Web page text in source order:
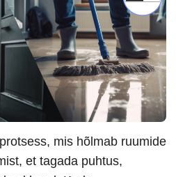
mis hõlmab ruumide
et tagada puhtus,